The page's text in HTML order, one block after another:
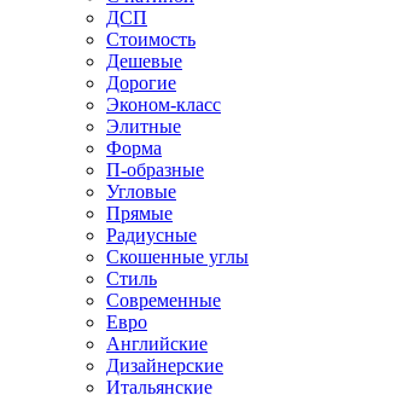
ДСП
Стоимость
Дешевые
Дорогие
Эконом-класс
Элитные
Форма
П-образные
Угловые
Прямые
Радиусные
Скошенные углы
Стиль
Современные
Евро
Английские
Дизайнерские
Итальянские